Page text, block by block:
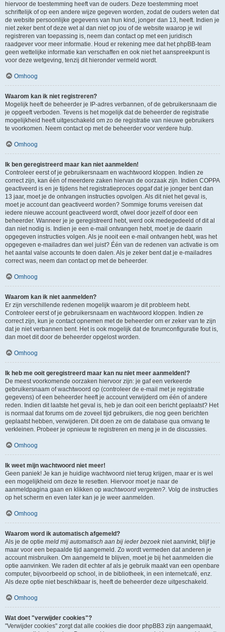
hiervoor de toestemming heeft van de ouders. Deze toestemming moet
schriftelijk of op een andere wijze gegeven worden, zodat de ouders weten dat
de website persoonlijke gegevens van hun kind, jonger dan 13, heeft. Indien je
niet zeker bent of deze wet al dan niet op jou of de website waarop je wil
registreren van toepassing is, neem dan contact op met een juridisch
raadgever voor meer informatie. Houd er rekening mee dat het phpBB-team
geen wettelijke informatie kan verschaffen en ook niet het aanspreekpunt is
voor deze wetgeving, tenzij dit hieronder vermeld wordt.
Omhoog
Waarom kan ik niet registreren?
Mogelijk heeft de beheerder je IP-adres verbannen, of de gebruikersnaam die
je opgeeft verboden. Tevens is het mogelijk dat de beheerder de registratie
mogelijkheid heeft uitgeschakeld om zo de registratie van nieuwe gebruikers
te voorkomen. Neem contact op met de beheerder voor verdere hulp.
Omhoog
Ik ben geregistreerd maar kan niet aanmelden!
Controleer eerst of je gebruikersnaam en wachtwoord kloppen. Indien ze
correct zijn, kan één of meerdere zaken hiervan de oorzaak zijn. Indien COPPA
geactiveerd is en je tijdens het registratieproces opgaf dat je jonger bent dan
13 jaar, moet je de ontvangen instructies opvolgen. Als dit niet het geval is,
moet je account dan geactiveerd worden? Sommige forums vereisen dat
iedere nieuwe account geactiveerd wordt, ofwel door jezelf of door een
beheerder. Wanneer je je geregistreerd hebt, werd ook medegedeeld of dit al
dan niet nodig is. Indien je een e-mail ontvangen hebt, moet je de daarin
opgegeven instructies volgen. Als je nooit een e-mail ontvangen hebt, was het
opgegeven e-mailadres dan wel juist? Één van de redenen van activatie is om
het aantal valse accounts te doen dalen. Als je zeker bent dat je e-mailadres
correct was, neem dan contact op met de beheerder.
Omhoog
Waarom kan ik niet aanmelden?
Er zijn verschillende redenen mogelijk waarom je dit probleem hebt.
Controleer eerst of je gebruikersnaam en wachtwoord kloppen. Indien ze
correct zijn, kun je contact opnemen met de beheerder om er zeker van te zijn
dat je niet verbannen bent. Het is ook mogelijk dat de forumconfiguratie fout is,
dan moet dit door de beheerder opgelost worden.
Omhoog
Ik heb me ooit geregistreerd maar kan nu niet meer aanmelden!?
De meest voorkomende oorzaken hiervoor zijn: je gaf een verkeerde
gebruikersnaam of wachtwoord op (controleer de e-mail met je registratie
gegevens) of een beheerder heeft je account verwijderd om één of andere
reden. Indien dit laatste het geval is, heb je dan ooit een bericht geplaatst? Het
is normaal dat forums om de zoveel tijd gebruikers, die nog geen berichten
geplaatst hebben, verwijderen. Dit doen ze om de database qua omvang te
verkleinen. Probeer je opnieuw te registreren en meng je in de discussies.
Omhoog
Ik weet mijn wachtwoord niet meer!
Geen paniek! Je kan je huidige wachtwoord niet terug krijgen, maar er is wel
een mogelijkheid om deze te resetten. Hiervoor moet je naar de
aanmeldpagina gaan en klikken op wachtwoord vergeten?. Volg de instructies
op het scherm en even later kan je je weer aanmelden.
Omhoog
Waarom word ik automatisch afgemeld?
Als je de optie meld mij automatisch aan bij ieder bezoekniet aanvinkt, blijf je
maar voor een bepaalde tijd aangemeld. Zo wordt vermeden dat anderen je
account misbruiken. Om aangemeld te blijven, moet je bij het aanmelden die
optie aanvinken. We raden dit echter af als je gebruik maakt van een openbare
computer, bijvoorbeeld op school, in de bibliotheek, in een internetcafé, enz.
Als deze optie niet beschikbaar is, heeft de beheerder deze uitgeschakeld.
Omhoog
Wat doet "verwijder cookies"?
"Verwijder cookies" zorgt dat alle cookies die door phpBB3 zijn aangemaakt,